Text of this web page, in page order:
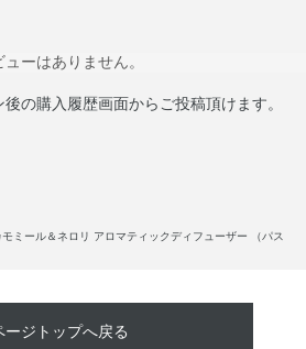
ューはありません。
の購入履歴画面からご投稿頂けます。
モミール＆ネロリ アロマティックディフューザー （パス
ージトップへ戻る